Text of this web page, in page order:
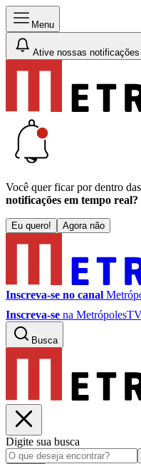
Menu
Ative nossas notificações
Você quer ficar por dentro
notificações em tempo real?
Eu quero! Agora não
Inscreva-se no canal
Inscreva-se na
Busca
Digite sua busca